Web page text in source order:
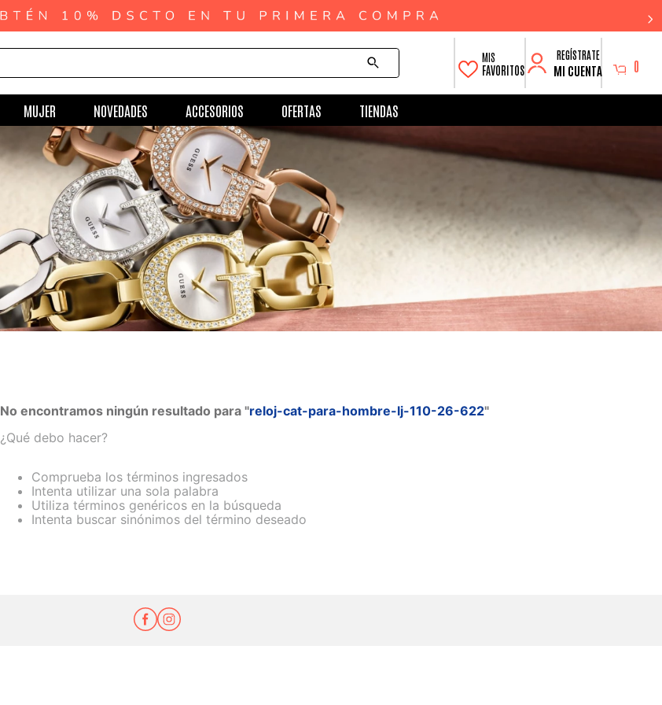
FAVORITOS MI CUENTA 0
MUJER NOVEDADES ACCESORIOS OFERTAS TIENDAS
No encontramos ningún resultado para "reloj-cat-para-hombre-lj-110-26-622"
¿Qué debo hacer?
Comprueba los términos ingresados
Intenta utilizar una sola palabra
Utiliza términos genéricos en la búsqueda
Intenta buscar sinónimos del término deseado